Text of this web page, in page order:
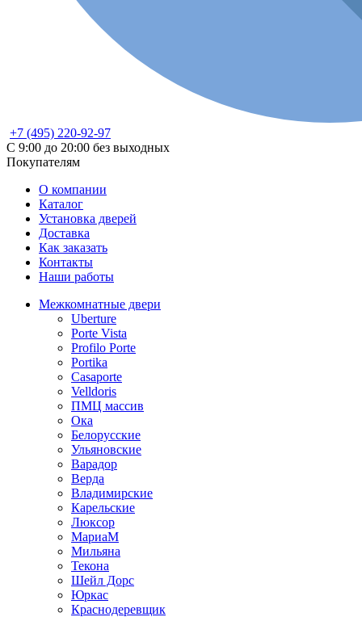
+7 (495) 220-92-97
С 9:00 до 20:00 без выходных
Покупателям
О компании
Каталог
Установка дверей
Доставка
Как заказать
Контакты
Наши работы
Межкомнатные двери
Uberture
Porte Vista
Profilo Porte
Portika
Casaporte
Velldoris
ПМЦ массив
Ока
Белорусские
Ульяновские
Варадор
Верда
Владимирские
Карельские
Люксор
МариаМ
Мильяна
Текона
Шейл Дорс
Юркас
Краснодеревщик